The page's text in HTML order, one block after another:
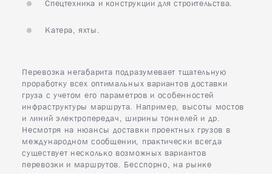
Спецтехника и конструкции для строительства.
Катера, яхты.
Перевозка негабарита подразумевает тщательную
проработку всех оптимальных вариантов доставки
груза с учетом его параметров и особенностей
инфраструктуры маршрута. Например, высоты мостов
и линий электропередач, ширины тоннелей и др.
Несмотря на нюансы доставки проектных грузов в
международном сообщении, практически всегда
существует несколько возможных вариантов
перевозки и маршрутов. Бесспорно, на рынке